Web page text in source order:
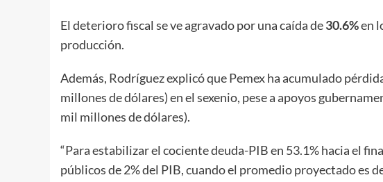
El deterioro fiscal se ve agravado por una caída de30.6%en
producción.
Además, Rodríguez explicó que Pemex ha acumulado
millones de dólares) en el sexenio, pese a apoyos
mil millones de dólares).
“Para estabilizar el cociente deuda-PIB en 53.1% hacia el
públicos de 2% del PIB, cuando el promedio proyectado es